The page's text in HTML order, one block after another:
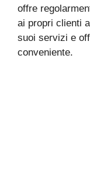
offre
ai propri clienti
suoi servizi e
conveniente.